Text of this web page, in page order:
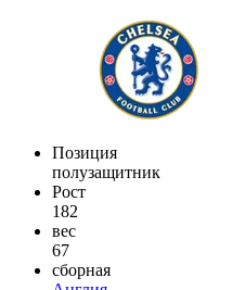
Позиция
полузащитник
Рост
182
вес
67
сборная